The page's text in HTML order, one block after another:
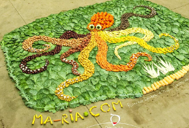
Le Poulpe au Pot